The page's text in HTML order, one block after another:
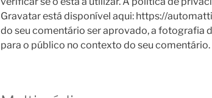
Gravatar está disponível aqui: https://
do seu comentário ser aprovado, a fotografia
para o público no contexto do seu comentário.